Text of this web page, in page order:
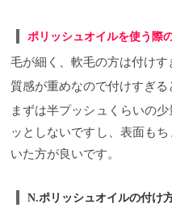
ポリッシュオイルを使う際
毛が細く、軟毛の方は付けす
質感が重めなので付けすぎる
まずは半プッシュくらいの
ッとしないですし、表面も
いた方が良いです。
N.ポリッシュオイルの付け